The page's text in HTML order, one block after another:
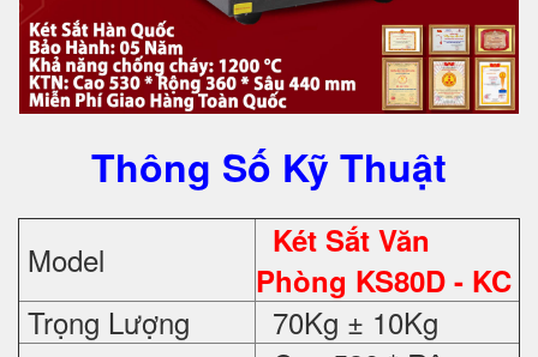
Thông Số Kỹ Thuật
Model
Két Sắt Văn
Phòng KS80D - KC
Trọng Lượng
70Kg ± 10Kg